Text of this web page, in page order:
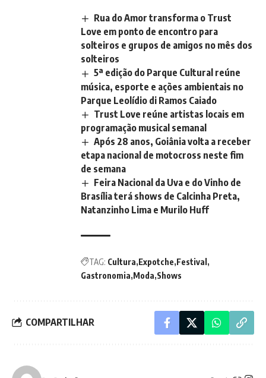
Rua do Amor transforma o Trust
Love em ponto de encontro para
solteiros e grupos de amigos no mês dos
solteiros
5ª edição do Parque Cultural reúne
música, esporte e ações ambientais no
Parque Leolídio di Ramos Caiado
Trust Love reúne artistas locais em
programação musical semanal
Após 28 anos, Goiânia volta a receber
etapa nacional de motocross neste fim
de semana
Feira Nacional da Uva e do Vinho de
Brasília terá shows de Calcinha Preta,
Natanzinho Lima e Murilo Huff
TAG: Cultura Expotche Festival
Gastronomia Moda Shows
COMPARTILHAR